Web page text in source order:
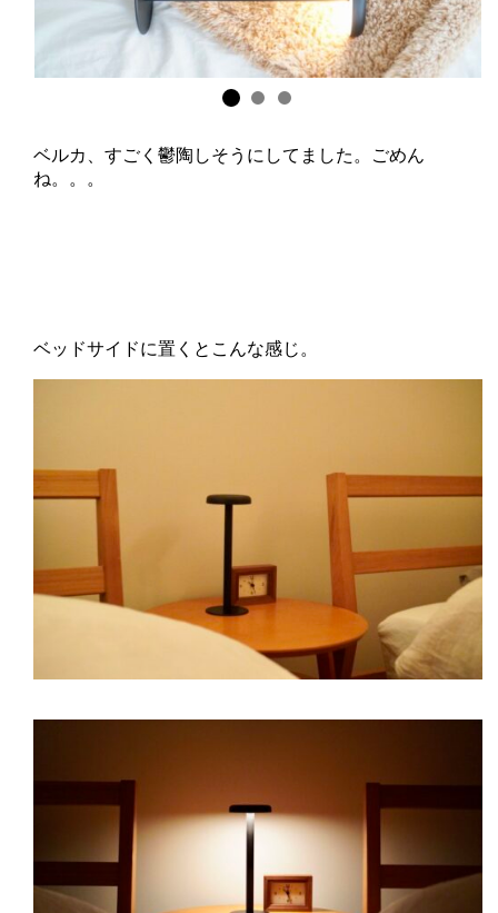
ベルカ、すごく鬱陶しそうにしてました。ごめん
ね。。。
ベッドサイドに置くとこんな感じ。